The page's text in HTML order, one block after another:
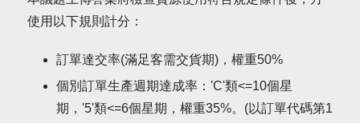
使用以下規則計分：
訂單達交率(滿足客需交貨期)，權重50%
個別訂單生產週期達成率：'C'類<=10個星
期，'5'類<=6個星期，權重35%。(以訂單代碼第1